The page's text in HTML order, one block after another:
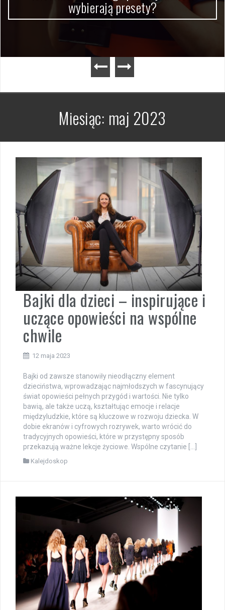
wybierają presety?
Miesiąc: maj 2023
Bajki dla dzieci – inspirujące i
uczące opowieści na wspólne
chwile
12 maja 2023
Bajki od zawsze stanowiły nieodłączny element
dzieciństwa, wprowadzając najmłodszych w fascynujący
świat opowieści pełnych przygód i wartości. Nie tylko
bawią, ale także uczą, kształtując emocje i relacje
międzyludzkie, które są kluczowe w rozwoju dziecka. W
dobie ekranów i cyfrowych rozrywek, warto wrócić do
tradycyjnych opowieści, które w przystępny sposób
przekazują ważne lekcje życiowe. Wspólne czytanie […]
Kalejdoskop